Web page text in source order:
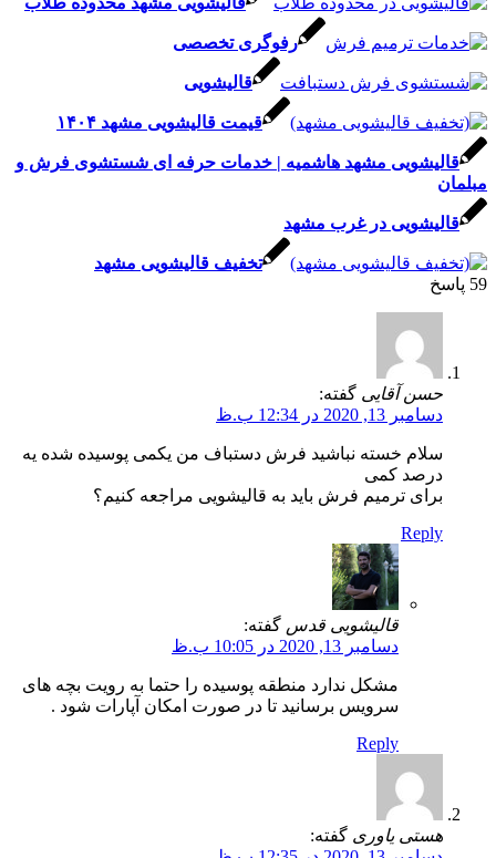
رفوگری تخصصی
قالیشویی
قیمت قالیشویی مشهد ۱۴۰۴
قالیشویی مشهد هاشمیه | خدمات حرفه ای شستشوی فرش و
مبلمان
قالیشویی در غرب مشهد
تخفیف قالیشویی مشهد
59 پاسخ
حسن آقایی گفته:
دسامبر 13, 2020 در 12:34 ب.ظ
سلام خسته نباشید فرش دستباف من یکمی پوسیده شده یه
درصد کمی
برای ترمیم فرش باید به قالیشویی مراجعه کنیم؟
Reply
قالیشویی قدس گفته:
دسامبر 13, 2020 در 10:05 ب.ظ
مشکل ندارد منطقه پوسیده را حتما به رویت بچه های
سرویس برسانید تا در صورت امکان آپارات شود .
Reply
هستی یاوری گفته: